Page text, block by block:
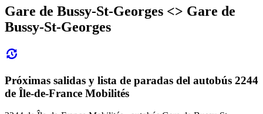
Gare de Bussy-St-Georges <> Gare de
Bussy-St-Georges
Próximas salidas y lista de paradas del autobús 2244
de Île-de-France Mobilités